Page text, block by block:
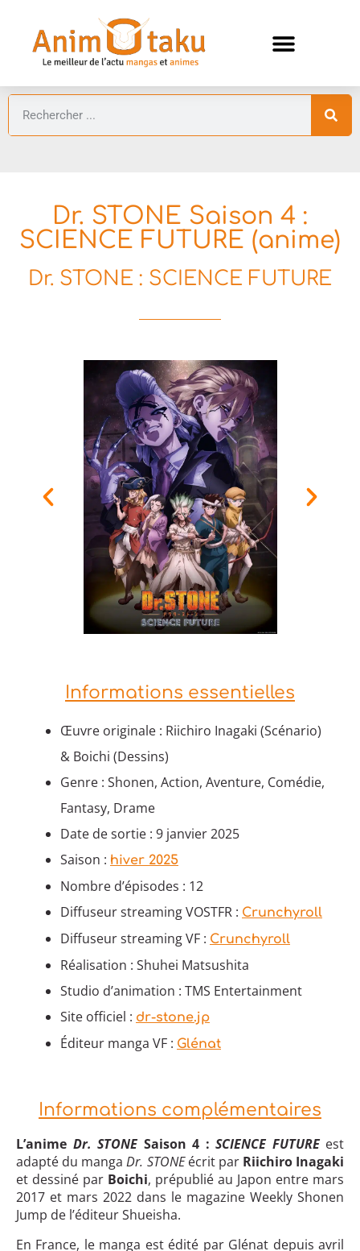
Dr. STONE Saison 4 :
SCIENCE FUTURE (anime)
Dr. STONE : SCIENCE FUTURE
Informations essentielles
Œuvre originale : Riichiro Inagaki (Scénario)
& Boichi (Dessins)
Genre : Shonen, Action, Aventure, Comédie,
Fantasy, Drame
Date de sortie : 9 janvier 2025
Saison : hiver 2025
Nombre d’épisodes : 12
Diffuseur streaming VOSTFR : Crunchyroll
Diffuseur streaming VF : Crunchyroll
Réalisation : Shuhei Matsushita
Studio d’animation : TMS Entertainment
Site officiel : dr-stone.jp
Éditeur manga VF : Glénat
Informations complémentaires
L’anime Dr. STONESaison 4 : SCIENCE FUTUREest
adapté du mangaDr. STONEécrit par Riichiro Inagaki
et dessiné par Boichi, prépublié au Japon entre mars
2017 et mars 2022 dans le magazine Weekly Shonen
Jump de l’éditeur Shueisha.
En France, le manga est édité par Glénat depuis avril